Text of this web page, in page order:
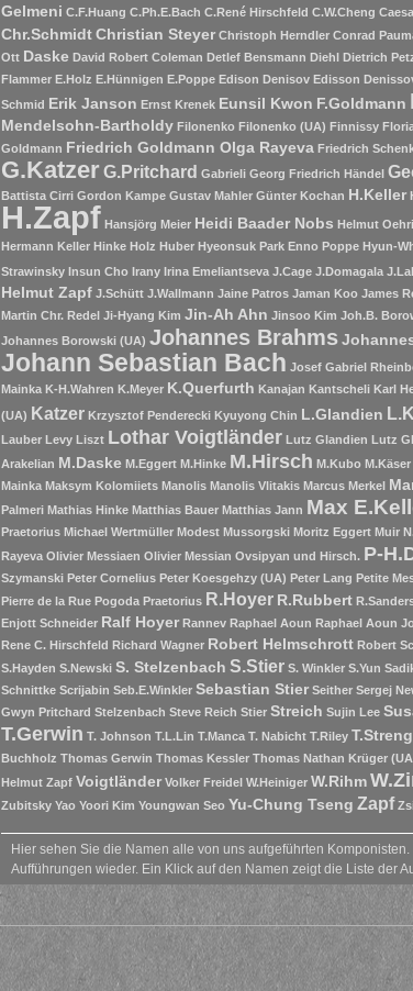
Gelmeni C.F.Huang C.Ph.E.Bach C.René Hirschfeld C.W.Cheng
Chr.Schmidt Christian Steyer Christoph Herndler Conrad
Ott Daske David Robert Coleman Detlef Bensmann Diehl Dietrich
Flammer E.Holz E.Hünnigen E.Poppe Edison Denisov Edisson
Schmid
Erik Janson Ernst Krenek Eunsil Kwon F.Goldmann
Mendelsohn-Bartholdy Filonenko Filonenko (UA) Finnissy
Goldmann Friedrich Goldmann Olga Rayeva Friedrich
G.KatzerG.Pritchard Gabrieli Georg Friedrich Händel
Battista Cirri Gordon Kampe Gustav Mahler Günter Kochan H.Keller
H.Zapf Hansjörg Meier Heidi Baader Nobs Helmut
Hermann Keller Hinke Holz Huber Hyeonsuk Park Enno Poppe Hyun-
Strawinsky Insun Cho Irany Irina Emeliantseva J.Cage J.Domagala
Helmut Zapf J.Schütt J.Wallmann Jaine Patros Jaman Koo James
Martin Chr. Redel Ji-Hyang Kim Jin-Ah Ahn Jinsoo Kim Joh.B.
Johannes Borowski (UA) Johannes Brahms
Johann Sebastian Bach Josef Gabriel
Mainka K-H.Wahren K.Meyer K.Querfurth Kanajan Kantscheli Karl
(UA) Katzer Krzysztof Penderecki Kyuyong Chin L.Glandien
Lauber Levy Liszt Lothar Voigtländer Lutz Glandien Lutz
Arakelian M.Daske M.Eggert M.Hinke M.Hirsch M.Kubo M.Käser
Mainka Maksym Kolomiiets Manolis Manolis Vlitakis Marcus Merkel
Palmeri Mathias Hinke Matthias Bauer Matthias Jann Max
Praetorius Michael Wertmüller Modest Mussorgski Moritz Eggert Muir
Rayeva Olivier Messiaen Olivier Messian Ovsipyan und Hirsch. P-
Szymanski Peter Cornelius Peter Koesgehzy (UA) Peter Lang Petite
Pierre de la Rue Pogoda Praetorius R.Hoyer R.Rubbert
Enjott Schneider Ralf Hoyer Rannev Raphael Aoun Raphael Aoun
Rene C. Hirschfeld Richard Wagner Robert Helmschrott Robert
S.Hayden S.Newski S. Stelzenbach S.Stier S. Winkler S.Yun
Schnittke Scrijabin Seb.E.Winkler Sebastian Stier Seither Sergej
Gwyn Pritchard Stelzenbach Steve Reich Stier Streich Sujin Lee
T.Gerwin T. Johnson T.L.Lin T.Manca T. Nabicht T.Riley T.Streng
Buchholz Thomas Gerwin Thomas Kessler Thomas Nathan Krüger
Helmut Zapf Voigtländer Volker Freidel W.Heiniger W.Rihm
Zubitsky Yao Yoori Kim Youngwan Seo Yu-Chung Tseng Zapf
Hier sehen Sie die Namen alle von uns aufgeführten
Aufführungen wieder. Ein Klick auf den Namen zeigt die Liste der